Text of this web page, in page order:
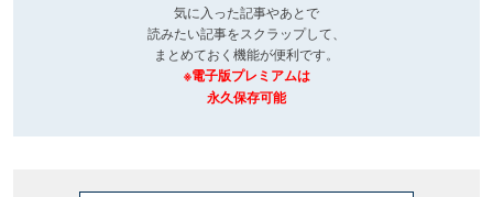
気に入った記事やあとで
読みたい記事をスクラップして、
まとめておく機能が便利です。
※電子版プレミアムは
永久保存可能